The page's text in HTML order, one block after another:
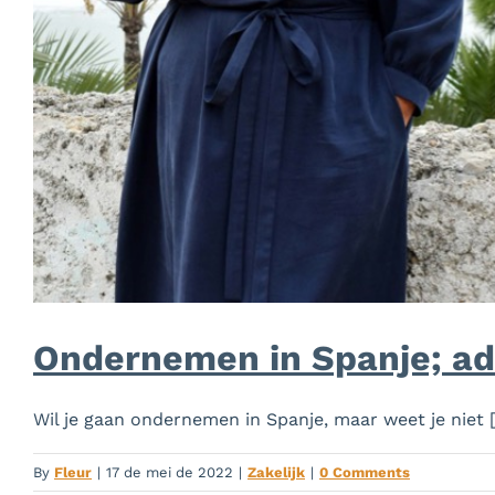
Ondernemen in Spanje;
Wil je gaan ondernemen in Spanje, maar weet je niet
By Fleur | 17 de mei de 2022 | Zakelijk | 0 Comments